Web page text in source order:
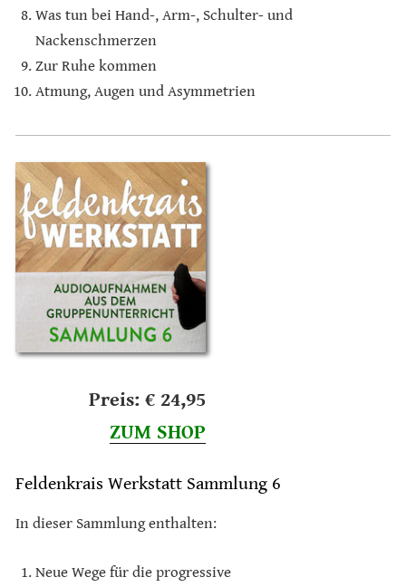
Was tun bei Hand-, Arm-, Schulter- und
Nackenschmerzen
Zur Ruhe kommen
Atmung, Augen und Asymmetrien
Preis: € 24,95
ZUM SHOP
Feldenkrais Werkstatt Sammlung 6
In dieser Sammlung enthalten:
Neue Wege für die progressive